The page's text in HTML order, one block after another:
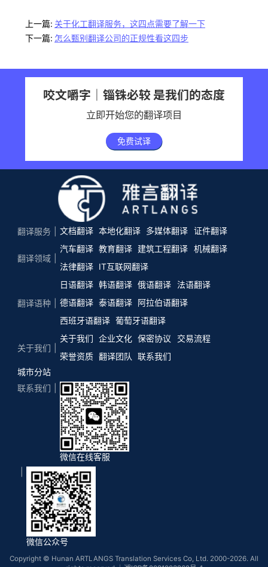
上一篇: 关于化工翻译服务，这四点需要了解一下
下一篇: 怎么甄别翻译公司的正规性看这四步
咬文嚼字｜锱铢必较 是我们的态度
立即开始您的翻译项目
免费试译
翻译服务 文档翻译 本地化翻译 多媒体翻译 证件翻译
翻译领域
汽车翻译 教育翻译 建筑工程翻译 机械翻译
法律翻译
IT互联网翻译
翻译语种
日语翻译 韩语翻译 俄语翻译
法语翻译
德语翻译 泰语翻译 阿拉伯语翻译
西班牙语翻译 葡萄牙语翻译
关于我们
关于我们 企业文化 保密协议
交易流程
荣誉资质 翻译团队
联系我们
城市分站
联系我们
微信在线客服
微信公众号
Copyright © Hunan ARTLANGS Translation Services Co, Ltd. 2000-2026. All